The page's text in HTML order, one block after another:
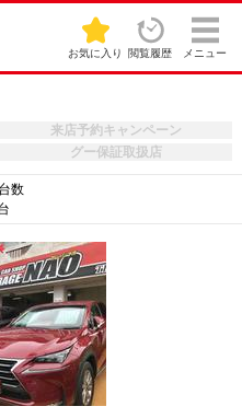
お気に入り 閲覧履歴 メニュー
来店予約キャンペーン
グー保証取扱店
数